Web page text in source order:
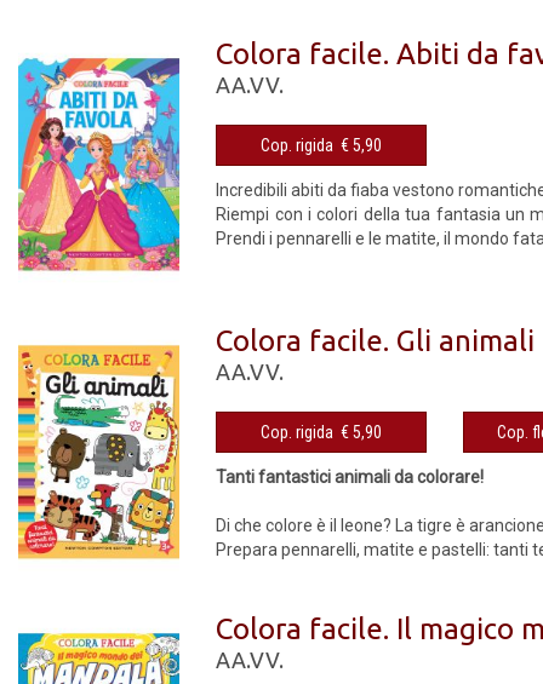
Colora facile. Abiti da
AA.VV.
Cop. rigida € 5,90
Incredibili abiti da fiaba vestono
Riempi con i colori della tua fantasia un
Prendi i pennarelli e le matite, il mondo
Colora facile. Gli animali
AA.VV.
Cop. rigida € 5,90
Tanti fantastici animali da colorare!
Di che colore è il leone? La tigre è
Prepara pennarelli, matite e pastelli: tanti
Colora facile. Il magico
AA.VV.